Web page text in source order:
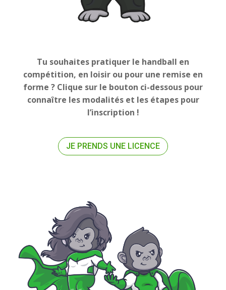
Tu souhaites pratiquer le handball en
compétition, en loisir ou pour une remise en
forme ? Clique sur le bouton ci-dessous pour
connaître les modalités et les étapes pour
l’inscription !
JE PRENDS UNE LICENCE